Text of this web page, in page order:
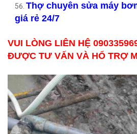
Thợ chuyên sửa máy
giá rẻ 24/7
VUI LÒNG LIÊN HỆ
ĐƯỢC TƯ VẤN VÀ HỔ TRỢ